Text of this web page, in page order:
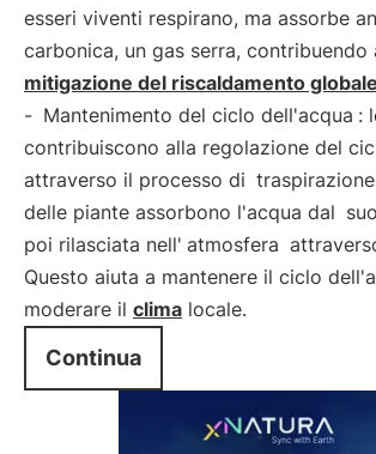
esseri viventi respirano, ma assorbe
carbonica, un gas serra, contribuendo
mitigazione del riscaldamento globale
- Mantenimento del ciclo dell'acqua :
contribuiscono alla regolazione del
attraverso il processo di traspirazione
delle piante assorbono l'acqua dal
poi rilasciata nell' atmosfera
Questo aiuta a mantenere il ciclo
moderare il clima locale.
Continua